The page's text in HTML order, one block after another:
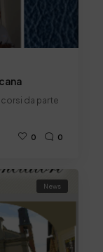
da parte
0 0
News